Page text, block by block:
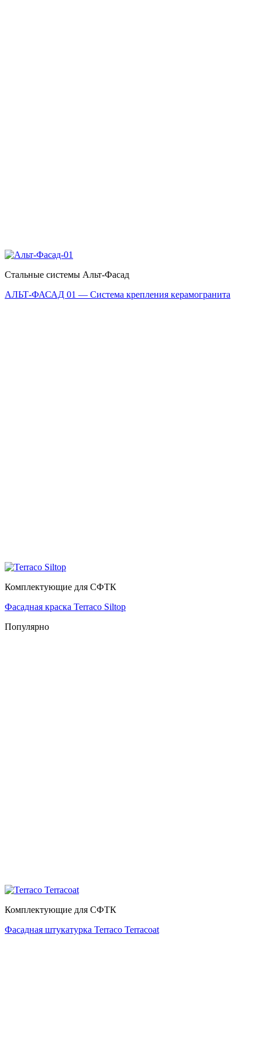
Стальные системы Альт-Фасад
АЛЬТ-ФАСАД 01 — Система крепления керамогранита
Комплектующие для СФТК
Фасадная краска Terraco Siltop
Популярно
Комплектующие для СФТК
Фасадная штукатурка Terraco Terracoat